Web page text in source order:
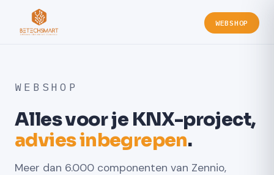
WEBSHOP
WEBSHOP
Alles voor je KNX-project,
advies inbegrepen.
Meer dan 6.000 componenten van Zennio,